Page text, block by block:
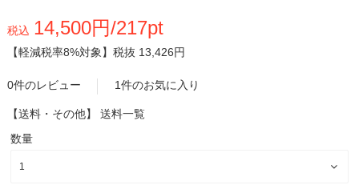
税込 14,500円/217pt
【軽減税率8%対象】 税抜 13,426円
0件のレビュー 1件のお気に入り
【送料・その他】 送料一覧
数量